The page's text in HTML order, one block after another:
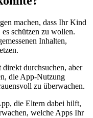
machen, dass Ihr Kind
schützen zu wollen.
Inhalten,
durchsuchen, aber
die App-Nutzung
zu überwachen.
die Eltern dabei hilft,
welche Apps Ihr